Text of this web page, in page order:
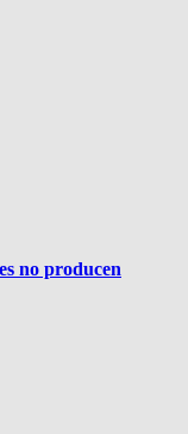
no producen